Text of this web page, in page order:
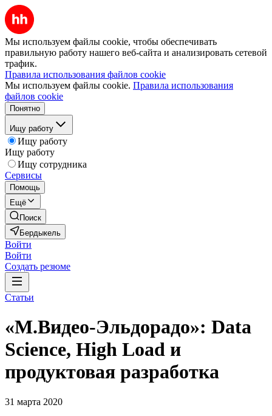
Мы используем файлы cookie, чтобы обеспечивать
правильную работу нашего веб-сайта и анализировать сетевой
трафик.
Правила использования файлов cookie
Мы используем файлы cookie. Правила использования
файлов cookie
Понятно
Ищу работу
Ищу работу
Ищу работу
Ищу сотрудника
Сервисы
Помощь
Ещё
Поиск
Бердыкель
Войти
Войти
Создать резюме
Статьи
«М.Видео-Эльдорадо»: Data
Science, High Load и
продуктовая разработка
31 марта 2020